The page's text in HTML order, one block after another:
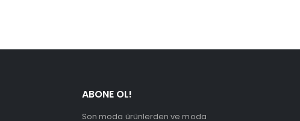
ABONE OL!
Son moda ürünlerden ve moda